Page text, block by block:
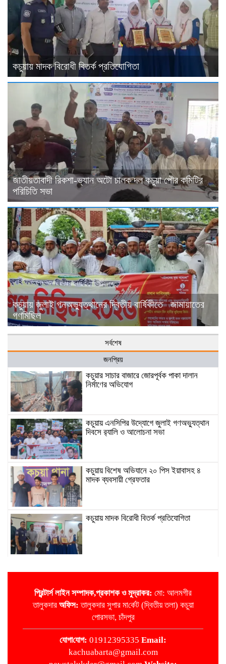
কচুয়ায় মাদক বিরোধী বিতর্ক প্রতিযোগিতা
জাতীয়তাবাদী রিকশা-ভ্যান অটো চালক দল কচুয়া পৌর কমিটির
পরিচিতি সভা
কচুয়ায় জুলাই গনঅভ্যুত্থানের দ্বিতীয় বার্ষিকীতে জামায়াতের
গণমিছিল
সর্বশেষ
জনপ্রিয়
কচুয়ার সাচার বাজারে জোরপূর্বক পাকা দালান
নির্মাণের অভিযোগ
কচুয়ায় এনসিপির উদ্যোগে জুলাই গণঅভ্যুত্থান
দিবসে র‌্যালি ও আলোচনা সভা
কচুয়ায় বিশেষ অভিযানে ২০ পিস ইয়াবাসহ ৪
মাদক ব্যবসায়ী গ্রেফতার
কচুয়ায় মাদক বিরোধী বিতর্ক প্রতিযোগিতা
পৌর কমিটির পরিচিতি সভা
কচুয়ায় জুলাই গনঅভ্যুত্থানের দ্বিতীয় বার্ষিকীতে
জামায়াতের গণমিছিল
কচুয়ায় প্রবাসী পরিবারকে মিথ্যা মামলা দিয়ে
প্রিন্টার্স লাইন সম্পাদক,প্রকাশক ও মুদ্রাকর: মো: আলমগীর
তালুকদার অ‌ফিস:তালুকদার সুপার মা‌র্কেট (দ্বিতীয় তলা) কচুয়া
পোরসভা, চাঁদপুর
‌যোগা‌যোগ: 01912395335 Email:
kachuabarta@gmail.com